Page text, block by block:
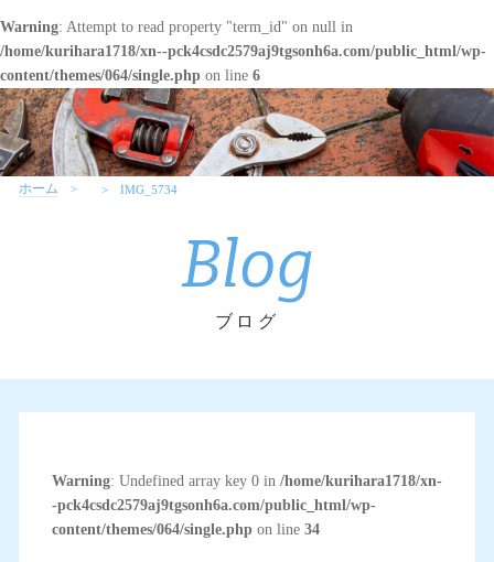
Warning: Attempt to read property "term_id" on null in
/home/kurihara1718/xn--pck4csdc2579aj9tgsonh6a.com/public_html/wp-
content/themes/064/single.php on line 6
ホーム IMG_5734
Blog
ブログ
Warning: Undefined array key 0 in /home/kurihara1718/xn-
-pck4csdc2579aj9tgsonh6a.com/public_html/wp-
content/themes/064/single.phpon line 34